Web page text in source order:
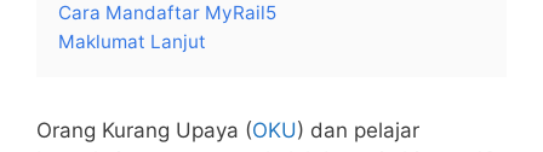
Cara Mandaftar MyRail5
Maklumat Lanjut
Orang Kurang Upaya (OKU) dan pelajar